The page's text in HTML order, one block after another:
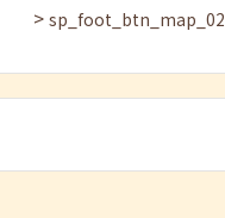
> sp_foot_btn_map_02